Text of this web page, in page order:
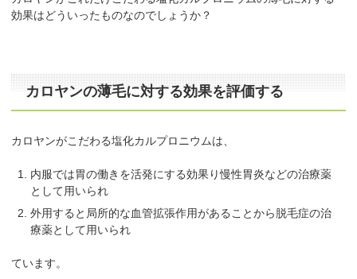
効果はどういったものなのでしょうか？
カロヤンの薄毛に対する効果を評価する
カロヤンがこだわる塩化カルプロニウムは、
内服では胃の働きを活発にする効果り慢性胃炎などの治療薬
として用いられ
外用すると局所的な血管拡張作用があることから脱毛症の治
療薬として用いられ
ています。